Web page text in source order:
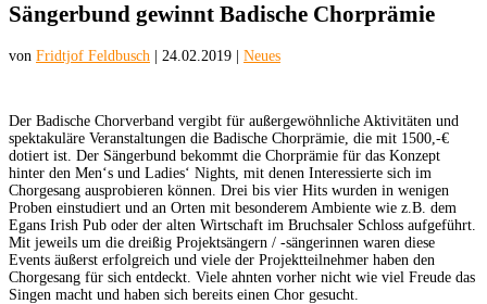
Sängerbund gewinnt Badische Chorprämie
von Fridtjof Feldbusch 24.02.2019 Neues
Der Badische Chorverband vergibt für außergewöhnliche Aktivitäten und
spektakuläre Veranstaltungen die Badische Chorprämie, die mit 1500,-€
dotiert ist. Der Sängerbund bekommt die Chorprämie für das Konzept
hinter den Men‘s und Ladies‘ Nights, mit denen Interessierte sich im
Chorgesang ausprobieren können. Drei bis vier Hits wurden in wenigen
Proben einstudiert und an Orten mit besonderem Ambiente wie z.B. dem
Egans Irish Pub oder der alten Wirtschaft im Bruchsaler Schloss aufgeführt.
Mit jeweils um die dreißig Projektsängern / -sängerinnen waren diese
Events äußerst erfolgreich und viele der Projektteilnehmer haben den
Chorgesang für sich entdeckt. Viele ahnten vorher nicht wie viel Freude das
Singen macht und haben sich bereits einen Chor gesucht.